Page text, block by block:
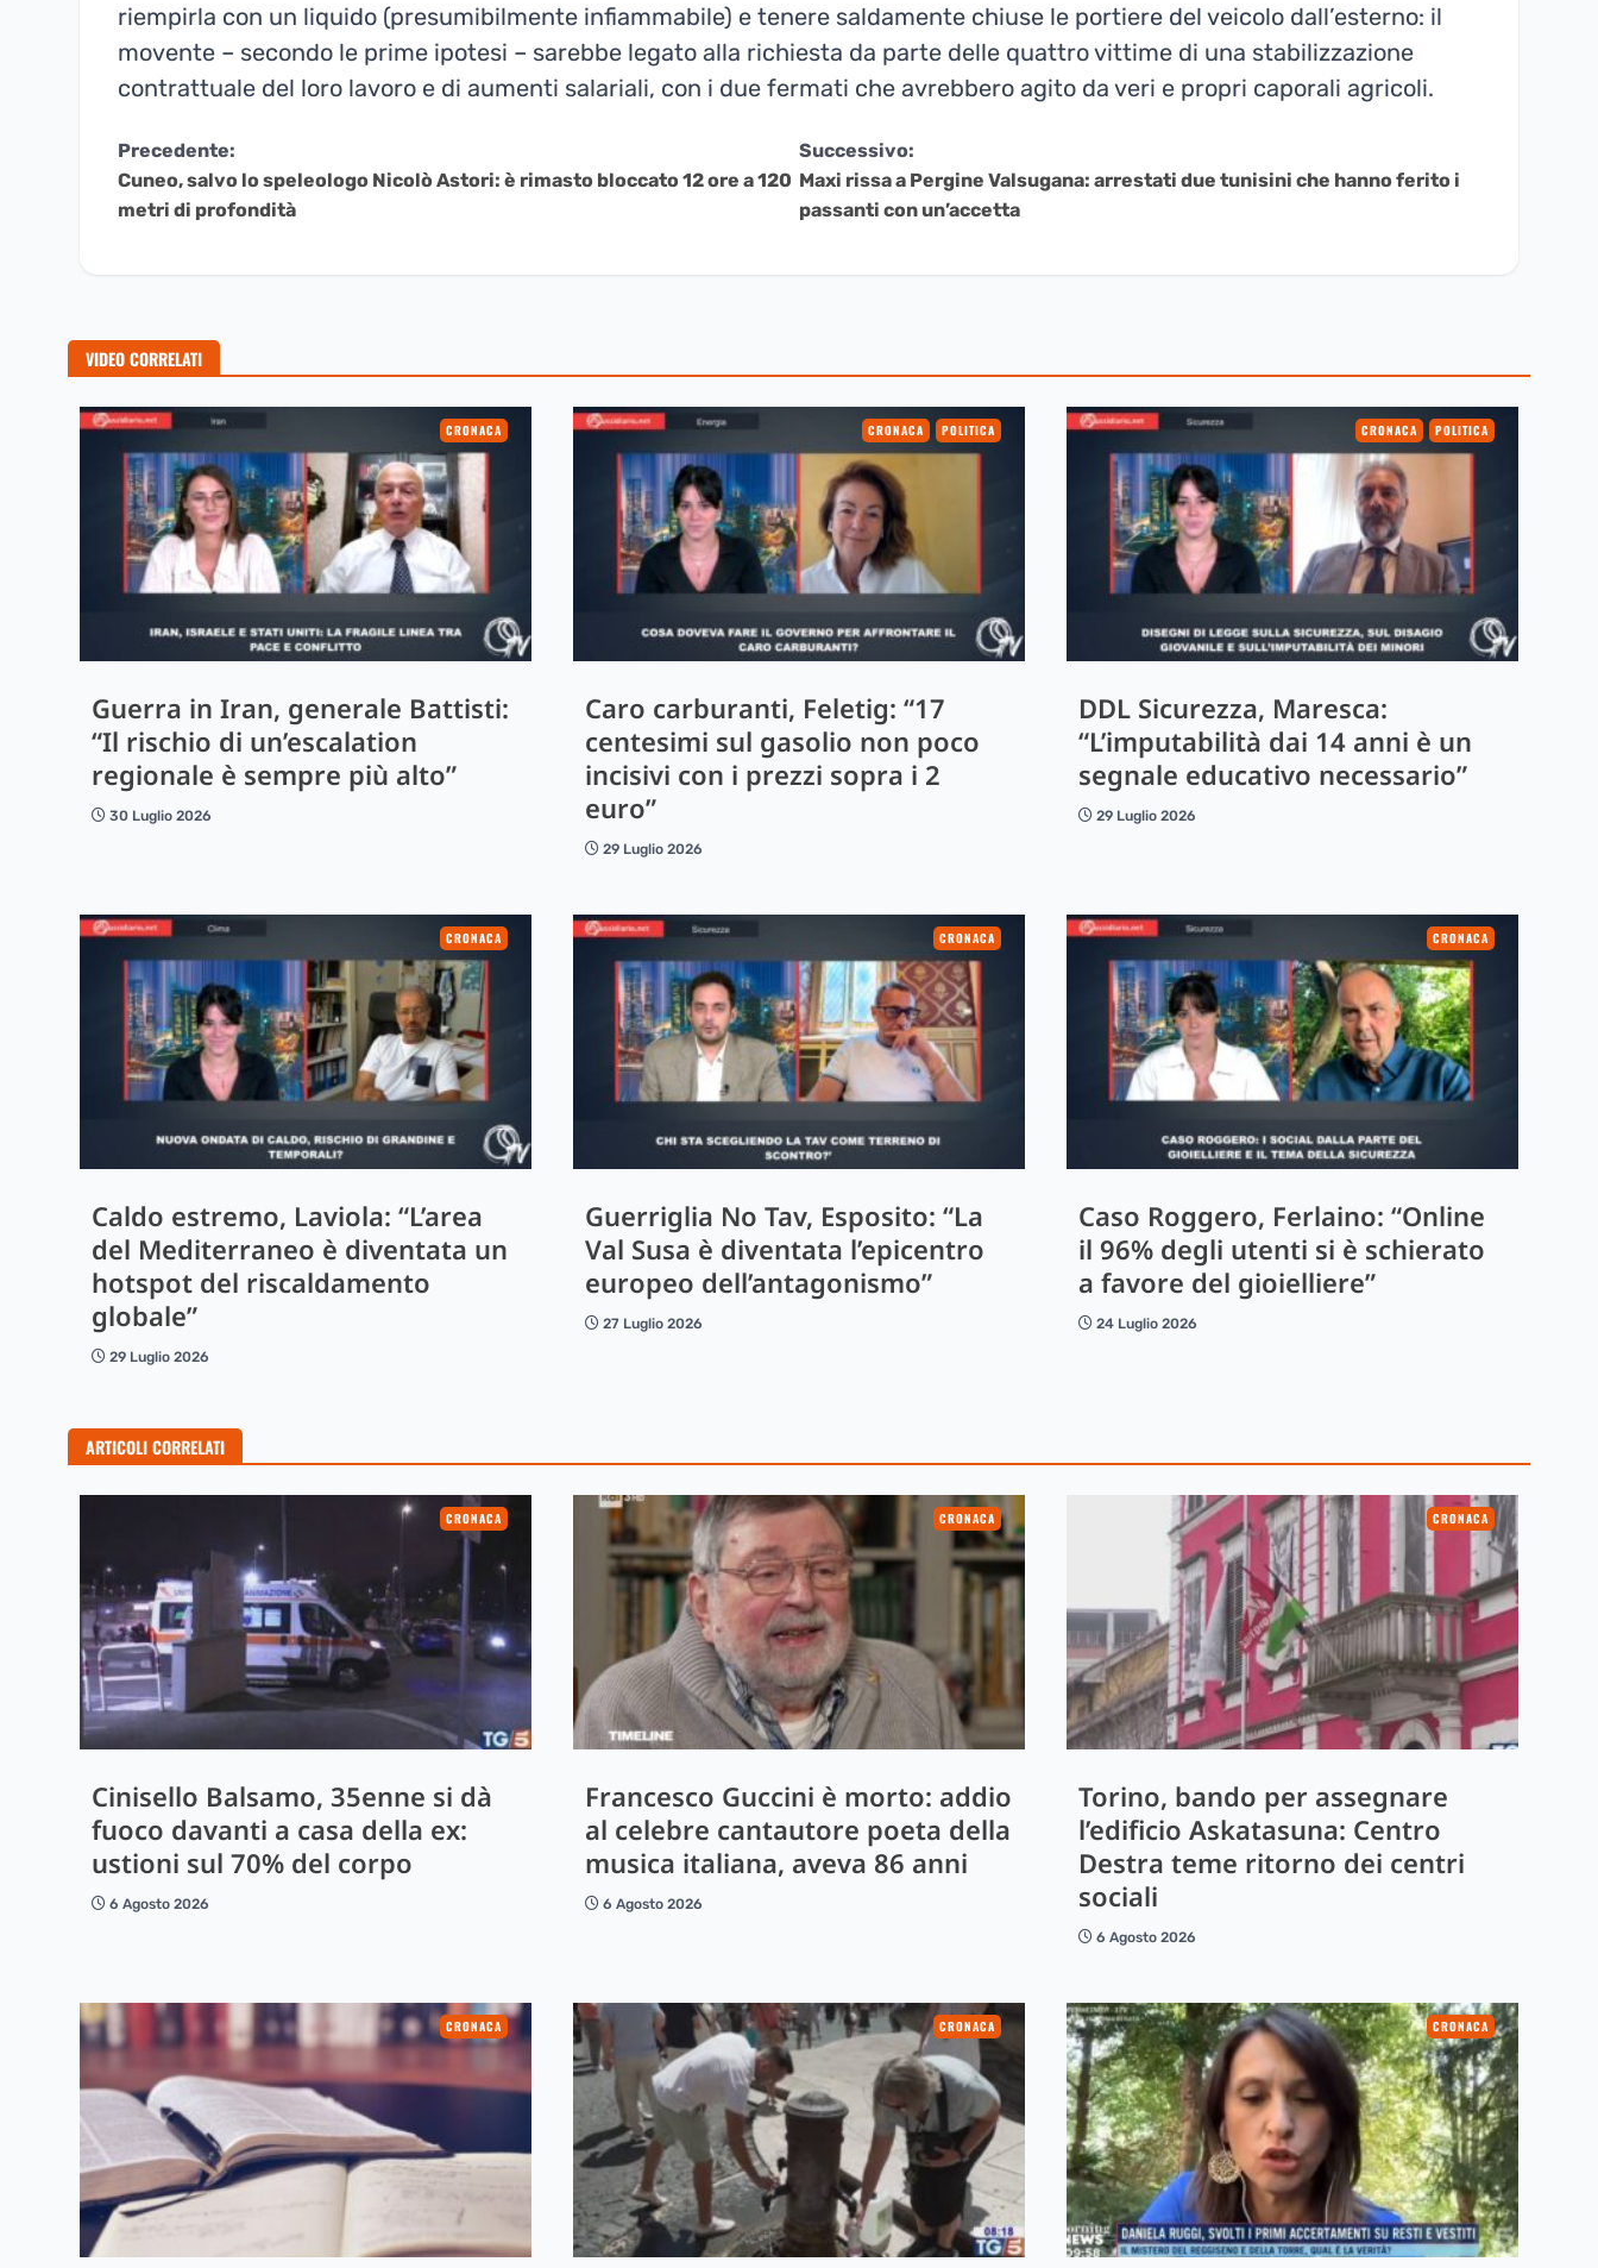
riempirla con un liquido (presumibilmente infiammabile) e tenere saldamente chiuse le portiere del veicolo dall’esterno: il
movente – secondo le prime ipotesi – sarebbe legato alla richiesta da parte delle quattro vittime di una stabilizzazione
contrattuale del loro lavoro e di aumenti salariali, con i due fermati che avrebbero agito da veri e propri caporali agricoli.
Continua
a
Precedente:
Cuneo, salvo lo speleologo Nicolò Astori: è rimasto bloccato 12 ore a 120
metri di profondità
Successivo:
Maxi rissa a Pergine Valsugana: arrestati due tunisini che hanno ferito i
passanti con un’accetta
VIDEO CORRELATI
CRONACA
Guerra in Iran, generale Battisti:
“Il rischio di un’escalation
regionale è sempre più alto”
30 Luglio 2026
CRONACA POLITICA
Caro carburanti, Feletig: “17
centesimi sul gasolio non poco
incisivi con i prezzi sopra i 2
euro”
29 Luglio 2026
CRONACA POLITICA
DDL Sicurezza, Maresca:
“L’imputabilità dai 14 anni è un
segnale educativo necessario”
29 Luglio 2026
CRONACA
Caldo estremo, Laviola: “L’area
del Mediterraneo è diventata un
hotspot del riscaldamento
globale”
29 Luglio 2026
CRONACA
Guerriglia No Tav, Esposito: “La
Val Susa è diventata l’epicentro
europeo dell’antagonismo”
27 Luglio 2026
CRONACA
Caso Roggero, Ferlaino: “Online
il 96% degli utenti si è schierato
a favore del gioielliere”
24 Luglio 2026
ARTICOLI CORRELATI
CRONACA
Cinisello Balsamo, 35enne si dà
fuoco davanti a casa della ex:
ustioni sul 70% del corpo
6 Agosto 2026
CRONACA
Francesco Guccini è morto: addio
al celebre cantautore poeta della
musica italiana, aveva 86 anni
6 Agosto 2026
CRONACA
Torino, bando per assegnare
l’edificio Askatasuna: Centro
Destra teme ritorno dei centri
sociali
6 Agosto 2026
CRONACA CRONACA CRONACA